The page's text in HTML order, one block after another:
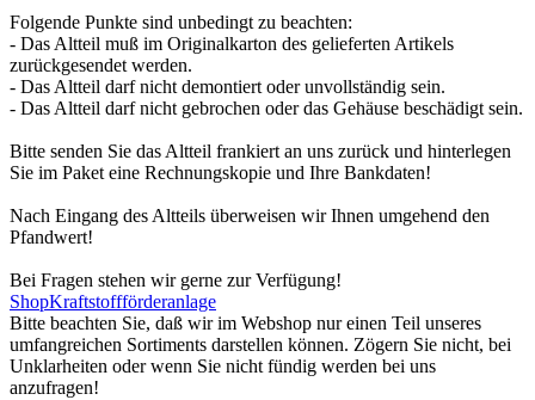
Folgende Punkte sind unbedingt zu beachten:
- Das Altteil muß im Originalkarton des gelieferten Artikels
zurückgesendet werden.
- Das Altteil darf nicht demontiert oder unvollständig sein.
- Das Altteil darf nicht gebrochen oder das Gehäuse beschädigt sein.
Bitte senden Sie das Altteil frankiert an uns zurück und hinterlegen
Sie im Paket eine Rechnungskopie und Ihre Bankdaten!
Nach Eingang des Altteils überweisen wir Ihnen umgehend den
Pfandwert!
Bei Fragen stehen wir gerne zur Verfügung!
ShopKraftstoffförderanlage
Bitte beachten Sie, daß wir im Webshop nur einen Teil unseres
umfangreichen Sortiments darstellen können. Zögern Sie nicht, bei
Unklarheiten oder wenn Sie nicht fündig werden bei uns
anzufragen!